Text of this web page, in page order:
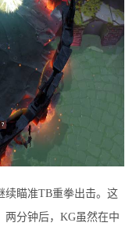
瞄准TB重拳出击。这
两分钟后，KG虽然在中